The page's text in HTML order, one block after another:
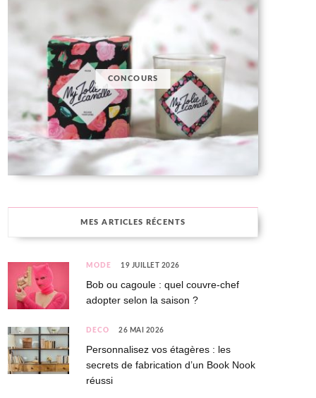
CONCOURS
MES ARTICLES RÉCENTS
MODE 19 JUILLET 2026
Bob ou cagoule : quel couvre-chef
adopter selon la saison ?
DÉCO 26 MAI 2026
Personnalisez vos étagères : les
secrets de fabrication d’un Book Nook
réussi